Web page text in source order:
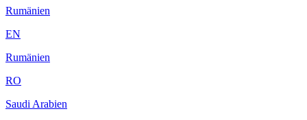
Rumänien
EN
Rumänien
RO
Saudi Arabien